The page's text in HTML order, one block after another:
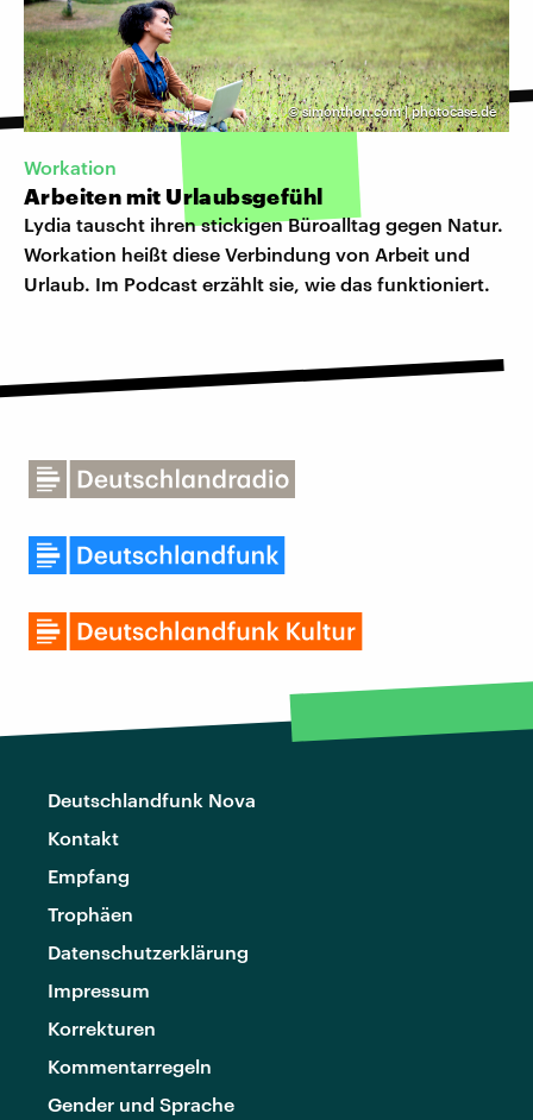
©simonthon.com | photocase.de
Workation
Arbeiten mit Urlaubsgefühl
Lydia tauscht ihren stickigen Büroalltag gegen Natur.
Workation heißt diese Verbindung von Arbeit und
Urlaub. Im Podcast erzählt sie, wie das funktioniert.
Deutschlandfunk Nova
Kontakt
Empfang
Trophäen
Datenschutzerklärung
Impressum
Korrekturen
Kommentarregeln
Gender und Sprache